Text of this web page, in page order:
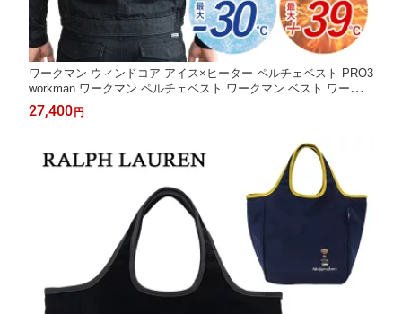
ワークマン ウィンドコア アイス×ヒーター ペルチェベスト PRO3
workman ワークマン ペルチェベスト ワークマン ベスト ワークマ
ン ヒーターベスト wind core ワークマン ウインドコア 暑さ対策
グッズ 寒さ対策 冷房 暖房 冷暖房
27,400 円